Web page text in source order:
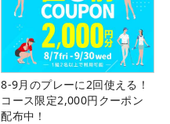
8-9月のプレーに2回使える！
コース限定2,000円クーポン
配布中！